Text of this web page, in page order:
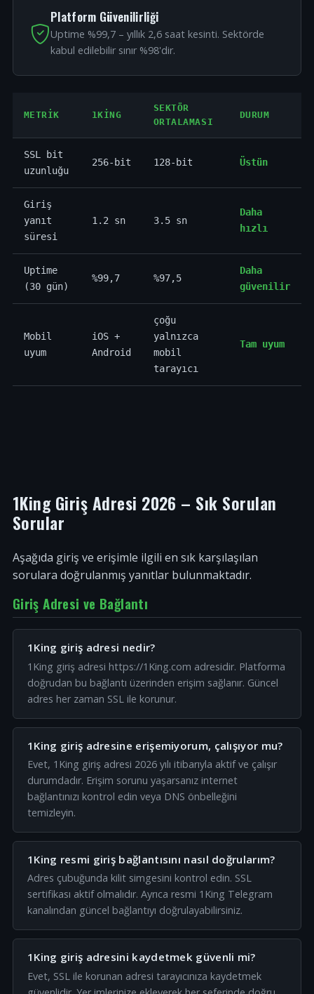
Platform Güvenilirliği
Uptime %99,7 – yıllık 2,6 saat kesinti. Sektörde
kabul edilebilir sınır %98'dir.
METRIK 1KING
SEKTÖR
ORTALAMASI
DURUM
SSL bit
uzunluğu
256-bit 128-bit Üstün
Giriş
yanıt
süresi
1.2 sn 3.5 sn
Daha
hızlı
Uptime
(30 gün)
%99,7 %97,5
Daha
güvenilir
Mobil
uyum
iOS +
Android
çoğu
yalnızca
mobil
tarayıcı
Tam uyum
1King Giriş Adresi 2026 – Sık Sorulan
Sorular
Aşağıda giriş ve erişimle ilgili en sık karşılaşılan
sorulara doğrulanmış yanıtlar bulunmaktadır.
Giriş Adresi ve Bağlantı
1King giriş adresi nedir?
1King giriş adresi https://1King.com adresidir. Platforma
doğrudan bu bağlantı üzerinden erişim sağlanır. Güncel
adres her zaman SSL ile korunur.
1King giriş adresine erişemiyorum, çalışıyor mu?
Evet, 1King giriş adresi 2026 yılı itibarıyla aktif ve çalışır
durumdadır. Erişim sorunu yaşarsanız internet
bağlantınızı kontrol edin veya DNS önbelleğini
temizleyin.
1King resmi giriş bağlantısını nasıl doğrularım?
Adres çubuğunda kilit simgesini kontrol edin. SSL
sertifikası aktif olmalıdır. Ayrıca resmi 1King Telegram
kanalından güncel bağlantıyı doğrulayabilirsiniz.
1King giriş adresini kaydetmek güvenli mi?
Evet, SSL ile korunan adresi tarayıcınıza kaydetmek